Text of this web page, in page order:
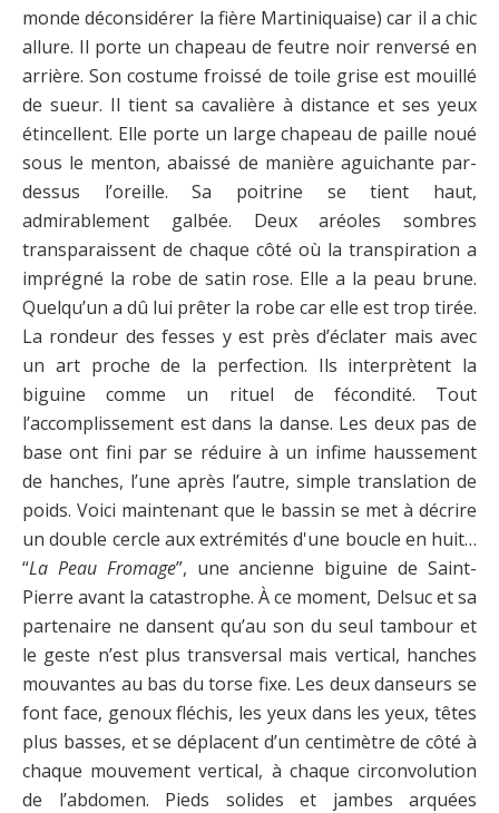
monde déconsidérer la fière Martiniquaise) car il a chic
allure. Il porte un chapeau de feutre noir renversé en
arrière. Son costume froissé de toile grise est mouillé
de sueur. Il tient sa cavalière à distance et ses yeux
étincellent. Elle porte un large chapeau de paille noué
sous le menton, abaissé de manière aguichante par-
dessus l’oreille. Sa poitrine se tient haut,
admirablement galbée. Deux aréoles sombres
transparaissent de chaque côté où la transpiration a
imprégné la robe de satin rose. Elle a la peau brune.
Quelqu’un a dû lui prêter la robe car elle est trop tirée.
La rondeur des fesses y est près d’éclater mais avec
un art proche de la perfection. Ils interprètent la
biguine comme un rituel de fécondité. Tout
l’accomplissement est dans la danse. Les deux pas de
base ont fini par se réduire à un infime haussement
de hanches, l’une après l’autre, simple translation de
poids. Voici maintenant que le bassin se met à décrire
un double cercle aux extrémités d'une boucle en huit…
“La Peau Fromage”, une ancienne biguine de Saint-
Pierre avant la catastrophe. À ce moment, Delsuc et sa
partenaire ne dansent qu’au son du seul tambour et
le geste n’est plus transversal mais vertical, hanches
mouvantes au bas du torse fixe. Les deux danseurs se
font face, genoux fléchis, les yeux dans les yeux, têtes
plus basses, et se déplacent d’un centimètre de côté à
chaque mouvement vertical, à chaque circonvolution
de l’abdomen. Pieds solides et jambes arquées